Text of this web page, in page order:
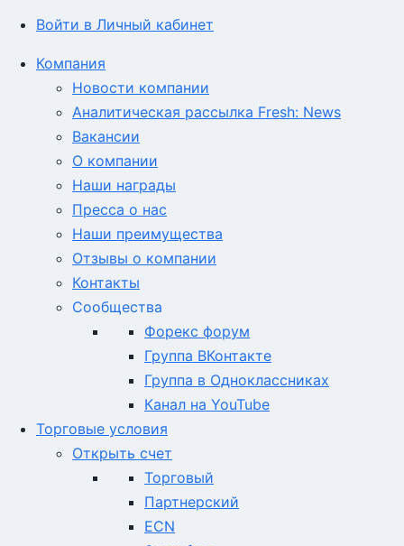
Войти в Личный кабинет
Компания
Новости компании
Аналитическая рассылка Fresh: News
Вакансии
О компании
Наши награды
Пресса о нас
Наши преимущества
Отзывы о компании
Контакты
Сообщества
Форекс форум
Группа ВКонтакте
Группа в Одноклассниках
Канал на YouTube
Торговые условия
Открыть счет
Торговый
Партнерский
ECN